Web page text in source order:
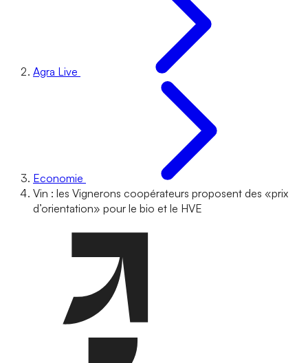
Agra Live
Economie
Vin : les Vignerons coopérateurs proposent des «prix
d’orientation» pour le bio et le HVE